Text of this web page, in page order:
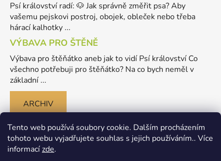
Tento web používá soubory cookie. Dalším procházením
tohoto webu vyjadřujete souhlas s jejich používáním.. Více
informacízde.
Psí království radí: 🐶 Jak správně změřit psa? Aby
vašemu pejskovi postroj, obojek, obleček nebo třeba
hárací kalhotky ...
VÝBAVA PRO ŠTĚNĚ
Výbava pro štěňátko aneb jak to vidí Psí království Co
všechno potřebuji pro štěňátko? Na co bych neměl v
základní ...
ARCHIV